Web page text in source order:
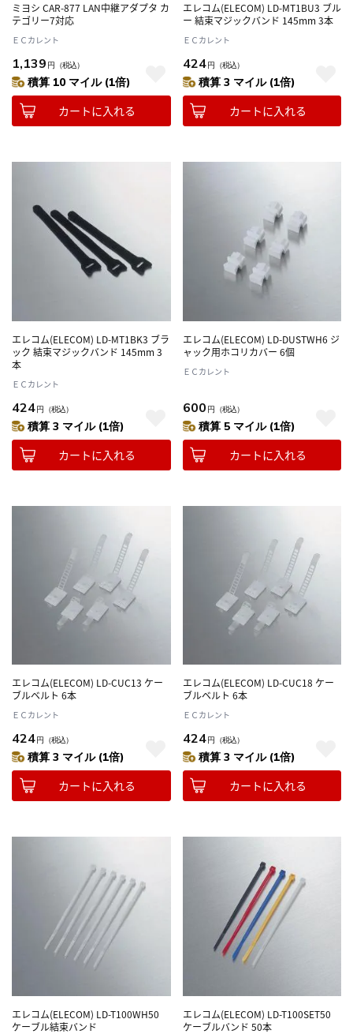
ミヨシ CAR-877 LAN中継アダプタ カ
テゴリー7対応
ＥＣカレント
1,139 円 （税込）
積算 10 マイル (1倍)
カートに入れる
エレコム(ELECOM) LD-MT1BU3 ブル
ー 結束マジックバンド 145mm 3本
ＥＣカレント
424円 （税込）
積算 3 マイル (1倍)
カートに入れる
エレコム(ELECOM) LD-MT1BK3 ブラ
ック 結束マジックバンド 145mm 3
本
ＥＣカレント
424円 （税込）
積算 3 マイル (1倍)
カートに入れる
エレコム(ELECOM) LD-DUSTWH6 ジ
ャック用ホコリカバー 6個
ＥＣカレント
600 円 （税込）
積算 5 マイル (1倍)
カートに入れる
エレコム(ELECOM) LD-CUC13 ケー
ブルベルト 6本
ＥＣカレント
424円 （税込）
積算 3 マイル (1倍)
カートに入れる
エレコム(ELECOM) LD-CUC18 ケー
ブルベルト 6本
ＥＣカレント
424円 （税込）
積算 3 マイル (1倍)
カートに入れる
エレコム(ELECOM) LD-T100WH50
ケーブル結束バンド
エレコム(ELECOM) LD-T100SET50
ケーブルバンド 50本